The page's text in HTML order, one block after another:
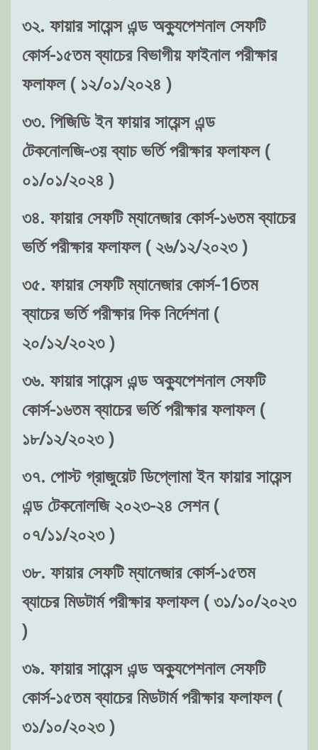
৩২. ফায়ার সায়েন্স এন্ড অক্যুপেশনাল সেফটি
কোর্স-১৫তম ব্যাচের বিভাগীয় ফাইনাল পরীক্ষার
ফলাফল ( ১২/০১/২০২৪ )
৩৩. পিজিডি ইন ফায়ার সায়েন্স এন্ড
টেকনোলজি-৩য় ব্যাচ ভর্তি পরীক্ষার ফলাফল (
০১/০১/২০২৪ )
৩৪. ফায়ার সেফটি ম্যানেজার কোর্স-১৬তম ব্যাচের
ভর্তি পরীক্ষার ফলাফল ( ২৬/১২/২০২৩ )
৩৫. ফায়ার সেফটি ম্যানেজার কোর্স-16তম
ব্যাচের ভর্তি পরীক্ষার দিক নির্দেশনা (
২০/১২/২০২৩ )
৩৬. ফায়ার সায়েন্স এন্ড অক্যুপেশনাল সেফটি
কোর্স-১৬তম ব্যাচের ভর্তি পরীক্ষার ফলাফল (
১৮/১২/২০২৩ )
৩৭. পোস্ট গ্রাজুয়েট ডিপ্লোমা ইন ফায়ার সায়েন্স
এন্ড টেকনোলজি ২০২৩-২৪ সেশন (
০৭/১১/২০২৩ )
৩৮. ফায়ার সেফটি ম্যানেজার কোর্স-১৫তম
ব্যাচের মিডটার্ম পরীক্ষার ফলাফল ( ৩১/১০/২০২৩
)
৩৯. ফায়ার সায়েন্স এন্ড অক্যুপেশনাল সেফটি
কোর্স-১৫তম ব্যাচের মিডটার্ম পরীক্ষার ফলাফল (
৩১/১০/২০২৩ )